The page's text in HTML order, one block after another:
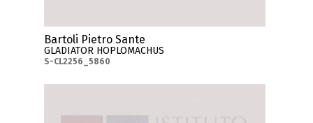
Bartoli Pietro Sante
GLADIATOR HOPLOMACHUS
S-CL2256_5860